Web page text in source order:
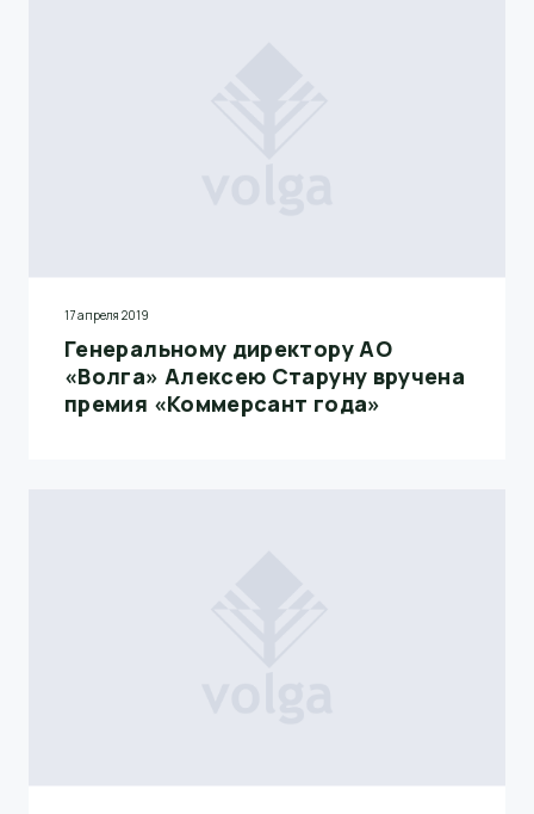
17 апреля 2019
Генеральному директору АО
«Волга» Алексею Старуну вручена
премия «Коммерсант года»